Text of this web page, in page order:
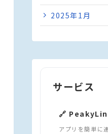
2025年1月
サービス
🔗
アプリを簡単に